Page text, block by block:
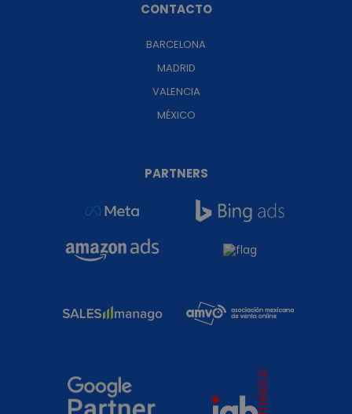
CONTACTO
BARCELONA
MADRID
VALENCIA
MÉXICO
PARTNERS